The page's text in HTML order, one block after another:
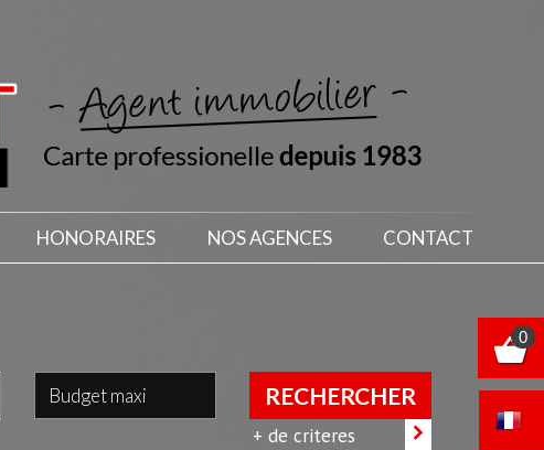
HONORAIRES NOS AGENCES CONTACT
0
RECHERCHER
+ de criteres